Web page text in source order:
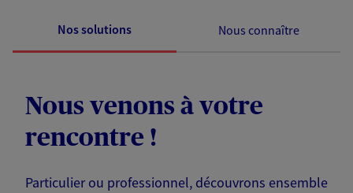
Nos solutions Nous connaître
Nous venons à votre
rencontre !
Particulier ou professionnel, découvrons ensemble